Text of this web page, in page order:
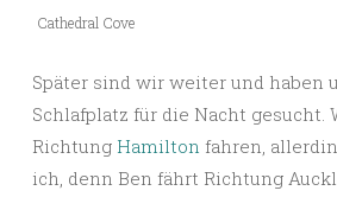
Cathedral Cove
Später sind wir weiter und haben
Schlafplatz für die Nacht gesucht.
Richtung Hamilton fahren,
ich, denn Ben fährt Richtung